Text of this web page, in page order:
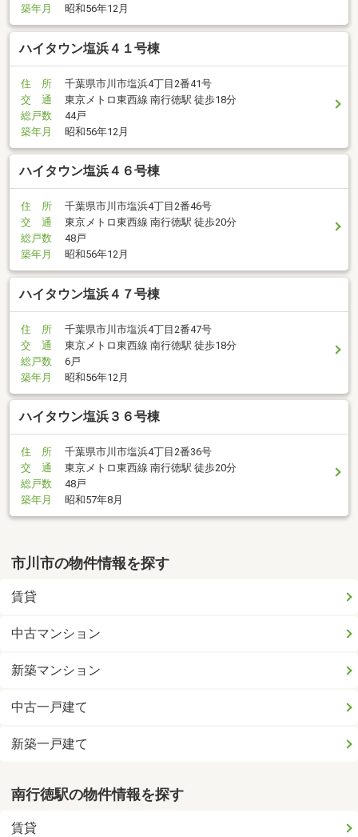
築年月
昭和56年12月
ハイタウン塩浜４１号棟
住 所
千葉県市川市塩浜4丁目2番41号
交 通
東京メトロ東西線 南行徳駅 徒歩18分
総戸数
44戸
築年月
昭和56年12月
ハイタウン塩浜４６号棟
住 所
千葉県市川市塩浜4丁目2番46号
交 通
東京メトロ東西線 南行徳駅 徒歩20分
総戸数
48戸
築年月
昭和56年12月
ハイタウン塩浜４７号棟
住 所
千葉県市川市塩浜4丁目2番47号
交 通
東京メトロ東西線 南行徳駅 徒歩18分
総戸数
6戸
築年月
昭和56年12月
ハイタウン塩浜３６号棟
住 所
千葉県市川市塩浜4丁目2番36号
交 通
東京メトロ東西線 南行徳駅 徒歩20分
総戸数
48戸
築年月
昭和57年8月
市川市の物件情報を探す
賃貸
中古マンション
新築マンション
中古一戸建て
新築一戸建て
南行徳駅の物件情報を探す
賃貸